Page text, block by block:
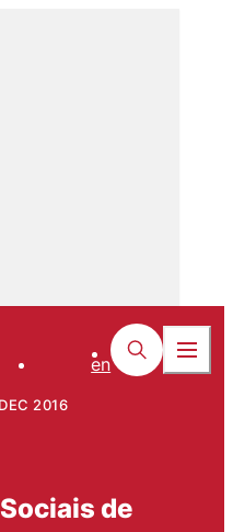
en
2016
de